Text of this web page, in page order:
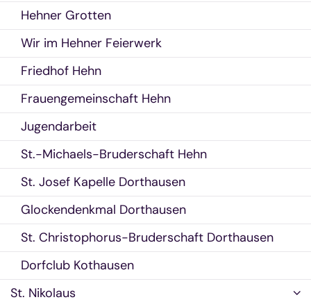
Hehner Grotten
Wir im Hehner Feierwerk
Friedhof Hehn
Frauengemeinschaft Hehn
Jugendarbeit
St.-Michaels-Bruderschaft Hehn
St. Josef Kapelle Dorthausen
Glockendenkmal Dorthausen
St. Christophorus-Bruderschaft Dorthausen
Dorfclub Kothausen
St. Nikolaus